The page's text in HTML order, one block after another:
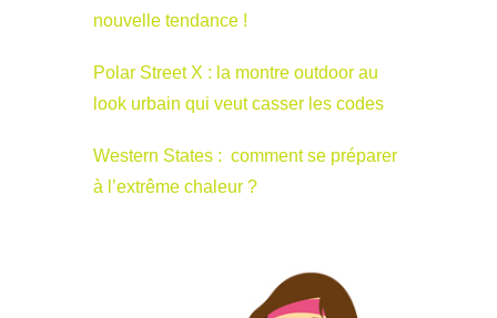
nouvelle tendance !
Polar Street X : la montre outdoor au
look urbain qui veut casser les codes
Western States : comment se préparer
à l’extrême chaleur ?